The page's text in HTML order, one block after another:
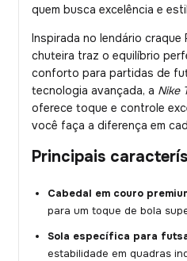
quem busca excelência e
Inspirada no lendário craque
chuteira traz o equilíbrio
conforto para partidas de
tecnologia avançada, a Nike
oferece toque e controle
você faça a diferença em
Principais
Cabedal em couro
para um toque de bola
Sola específica para
estabilidade em quadras